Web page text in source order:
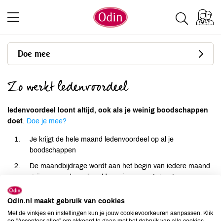
Doe mee
Zo werkt ledenvoordeel
ledenvoordeel loont altijd, ook als je weinig boodschappen
doet. Doe je mee?
Je krijgt de hele maand ledenvoordeel op al je
boodschappen
De maandbijdrage wordt aan het begin van iedere maand
geïncasseerd en als saldo op je account gezet
met je saldo. Staat je saldo op nul dan gaat het
ledenvoordeel gewoon door
Odin.nl maakt gebruik van cookies
Met de vinkjes en instellingen kun je jouw cookievoorkeuren aanpassen. Klik